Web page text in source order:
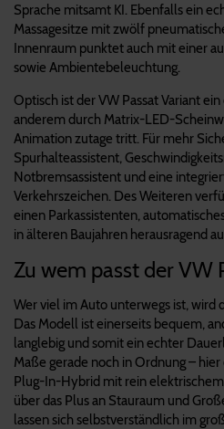
Sprache mitsamt KI. Ebenfalls ein
Massagesitze mit zwölf
Innenraum punktet auch mit einer
sowie Ambientebeleuchtung.
Optisch ist der VW Passat Variant
anderem durch Matrix-LED-
Animation zutage tritt. Für mehr
Spurhalteassistent,
Notbremsassistent und eine
Verkehrszeichen. Des Weiteren
einen Parkassistenten,
in älteren Baujahren herausragend
Zu wem passt der VW
Wer viel im Auto unterwegs ist, wird
Das Modell ist einerseits bequem,
langlebig und somit ein echter
Maße gerade noch in Ordnung –
Plug-In-Hybrid mit rein
über das Plus an Stauraum und
lassen sich selbstverständlich im